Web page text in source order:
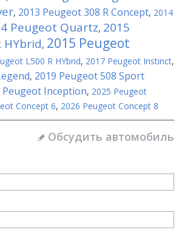
, 2013 Peugeot 308 R Concept, 2014
Peugeot Quartz, 2015
HYbrid, 2015 Peugeot
L500 R HYbrid, 2017 Peugeot Instinct,
, 2019 Peugeot 508 Sport
Peugeot Inception, 2025 Peugeot
Concept 6, 2026 Peugeot Concept 8
Обсудить автомобиль